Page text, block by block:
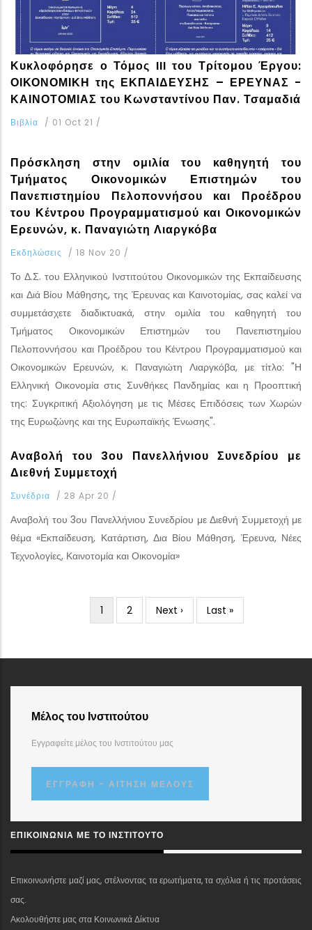
Κυκλοφόρησε ο Τόμος III του Τρίτομου Έργου:
ΟΙΚΟΝΟΜΙΚΗ της ΕΚΠΑΙΔΕΥΣΗΣ – ΕΡΕΥΝΑΣ -
ΚΑΙΝΟΤΟΜΙΑΣ του Κωνσταντίνου Παν. Τσαμαδιά
Βιβλία / 01 Oct 21 /
Πρόσκληση στην ομιλία του καθηγητή του
Τμήματος Οικονομικών Επιστημών του
Πανεπιστημίου Πελοποννήσου και Προέδρου
του Κέντρου Προγραμματισμού και Οικονομικών
Ερευνών, κ. Παναγιώτη Λιαργκόβα
Εκδηλώσεις / 18 Nov 20 /
Το Δ.Σ. του Ελληνικού Ινστιτούτου Οικονομικών της Εκπαίδευσης
και Διά Βίου Μάθησης, της Έρευνας και Καινοτομίας, σας καλεί να
συμμετάσχετε διαδικτυακά, στην ομιλία του καθηγητή του
Τμήματος Οικονομικών Επιστημών του Πανεπιστημίου
Πελοποννήσου και Προέδρου του Κέντρου Προγραμματισμού και
Οικονομικών Ερευνών, κ. Παναγιώτη Λιαργκόβα, με τίτλο: "Η
Ελληνική Οικονομία στις Συνθήκες Πανδημίας και η Προοπτική
της: Συγκριτική Αξιολόγηση με τις Μέσες Επιδόσεις των Χωρών
της Ευρωζώνης και της Ευρωπαϊκής Ένωσης".
Αναβολή του 3ου Πανελλήνιου Συνεδρίου με
Διεθνή Συμμετοχή
Συνέδρια / 28 Apr 20 /
Αναβολή του 3ου Πανελλήνιου Συνεδρίου με Διεθνή Συμμετοχή με
θέμα «Εκπαίδευση, Κατάρτιση, Δια Βίου Μάθηση, Έρευνα, Νέες
Τεχνολογίες, Καινοτομία και Οικονομία»
Current
1 Page
2
Next
Next ›
Last
Last »
Μέλος του Ινστιτούτου
Εγγραφείτε μέλος του Ινστιτούτου μας
ΕΓΓΡΑΦΉ - ΑΊΤΗΣΗ ΜΈΛΟΥΣ
ΕΠΙΚΟΙΝΩΝΊΑ ΜΕ ΤΟ ΙΝΣΤΙΤΟΎΤΟ
Επικοινωνήστε μαζί μας, στέλνοντας τα ερωτήματα, τα σχόλια ή τις προτάσεις
σας.
Ακολουθήστε μας στα Κοινωνικά Δίκτυα